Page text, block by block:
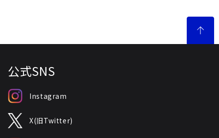
公式SNS
Instagram
X(旧Twitter)